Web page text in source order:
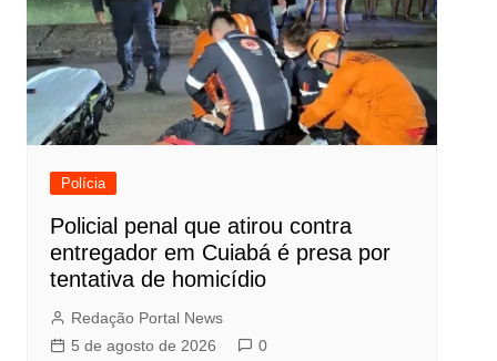
Polícia
Policial penal que atirou contra
entregador em Cuiabá é presa por
tentativa de homicídio
Redação Portal News
5 de agosto de 2026
0